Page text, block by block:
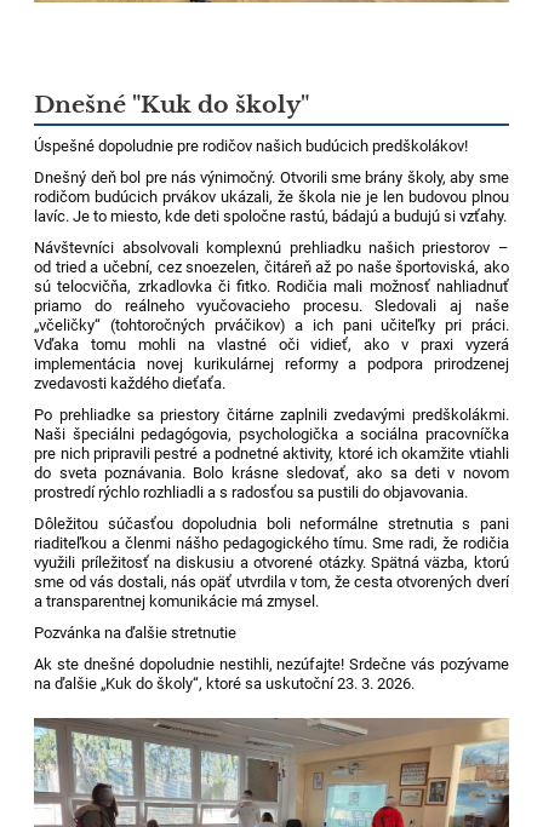
Dnešné "Kuk do školy"
Úspešné dopoludnie pre rodičov našich budúcich predškolákov!
Dnešný deň bol pre nás výnimočný. Otvorili sme brány školy, aby sme
rodičom budúcich prvákov ukázali, že škola nie je len budovou plnou
lavíc. Je to miesto, kde deti spoločne rastú, bádajú a budujú si vzťahy.
Návštevníci absolvovali komplexnú prehliadku našich priestorov –
od tried a učební, cezsnoezelen, čitáreň až po naše športoviská, ako
sú telocvičňa, zrkadlovka či fitko. Rodičia mali možnosť nahliadnuť
priamo do reálneho vyučovacieho procesu. Sledovali aj naše
„včeličky“ (tohtoročných prváčikov) a ich pani učiteľky pri práci.
Vďaka tomu mohli na vlastné oči vidieť, ako v praxi vyzerá
implementácia novej kurikulárnej reformy a podpora prirodzenej
zvedavosti každého dieťaťa.
Po prehliadke sa priestory čitárne zaplnili zvedavými predškolákmi.
Naši špeciálni pedagógovia, psychologička a sociálna pracovníčka
pre nich pripravili pestré a podnetné aktivity, ktoré ich okamžite vtiahli
do sveta poznávania. Bolo krásne sledovať, ako sa deti v novom
prostredí rýchlo rozhliadli a s radosťou sa pustili do objavovania.
Dôležitou súčasťou dopoludnia boli neformálne stretnutia s pani
riaditeľkou a členmi nášho pedagogického tímu. Sme radi, že rodičia
využili príležitosť na diskusiu a otvorené otázky. Spätná väzba, ktorú
sme od vás dostali, nás opäť utvrdila v tom, že cesta otvorených dverí
a transparentnej komunikácie má zmysel.
Pozvánka na ďalšie stretnutie
Ak ste dnešné dopoludnie nestihli, nezúfajte! Srdečne vás pozývame
na ďalšie „Kuk do školy“, ktoré sa uskutoční 23. 3. 2026.